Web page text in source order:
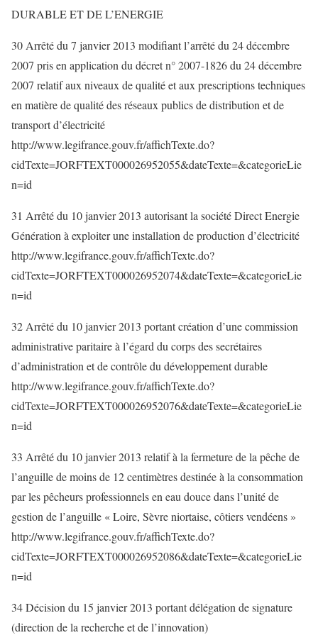
DURABLE ET DE L’ENERGIE
30 Arrêté du 7 janvier 2013 modifiant l’arrêté du 24 décembre
2007 pris en application du décret n° 2007-1826 du 24 décembre
2007 relatif aux niveaux de qualité et aux prescriptions techniques
en matière de qualité des réseaux publics de distribution et de
transport d’électricité
http://www.legifrance.gouv.fr/affichTexte.do?
cidTexte=JORFTEXT000026952055&dateTexte=&categorieLie
n=id
31 Arrêté du 10 janvier 2013 autorisant la société Direct Energie
Génération à exploiter une installation de production d’électricité
http://www.legifrance.gouv.fr/affichTexte.do?
cidTexte=JORFTEXT000026952074&dateTexte=&categorieLie
n=id
32 Arrêté du 10 janvier 2013 portant création d’une commission
administrative paritaire à l’égard du corps des secrétaires
d’administration et de contrôle du développement durable
http://www.legifrance.gouv.fr/affichTexte.do?
cidTexte=JORFTEXT000026952076&dateTexte=&categorieLie
n=id
33 Arrêté du 10 janvier 2013 relatif à la fermeture de la pêche de
l’anguille de moins de 12 centimètres destinée à la consommation
par les pêcheurs professionnels en eau douce dans l’unité de
gestion de l’anguille « Loire, Sèvre niortaise, côtiers vendéens »
http://www.legifrance.gouv.fr/affichTexte.do?
cidTexte=JORFTEXT000026952086&dateTexte=&categorieLie
n=id
34 Décision du 15 janvier 2013 portant délégation de signature
(direction de la recherche et de l’innovation)